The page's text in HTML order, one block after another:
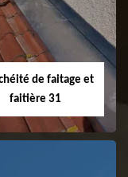
de faitage et
faitière 31